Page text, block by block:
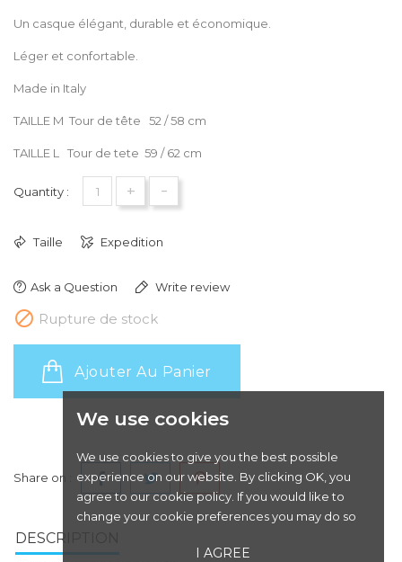
We use cookies
We use cookies to give you the best possible
experience on our website. By clicking OK, you
agree to our cookie policy. If you would like to
change your cookie preferences you may do so
I AGREE
Un casque élégant, durable et économique.
Léger et confortable.
Made in Italy
TAILLE M Tour de tête 52 / 58 cm
TAILLE L Tour de tete 59 / 62 cm
Quantity : + -
Taille Expedition
Ask a Question Write review
 Rupture de stock
Ajouter Au Panier
Share on :
DESCRIPTION